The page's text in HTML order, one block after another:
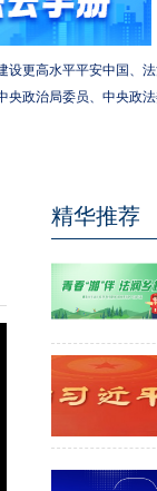
精华推荐